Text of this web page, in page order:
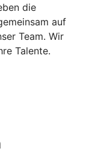
die
auf
Team. Wir
Talente.